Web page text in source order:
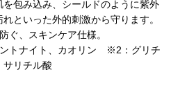
包み込み、シールドのように紫外
といった外的刺激から守ります。
ぐ、スキンケア仕様。
トナイト、カオリン ※2：グリチ
サリチル酸